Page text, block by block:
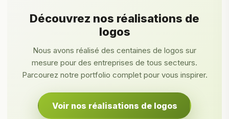
Découvrez nos réalisations de
logos
Nous avons réalisé des centaines de logos sur
mesure pour des entreprises de tous secteurs.
Parcourez notre portfolio complet pour vous inspirer.
Voir nos réalisations de logos